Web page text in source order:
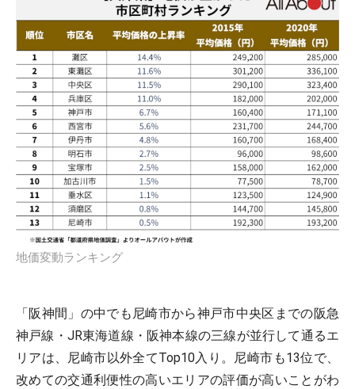
地価変動ランキング
「阪神間」の中でも尼崎市から神戸市中央区までの阪急
神戸線・JR東海道線・阪神本線の三線が並行して通るエ
リアは、尼崎市以外全てTop10入り。尼崎市も13位で、
改めての交通利便性の高いエリアの評価が高いことがわ